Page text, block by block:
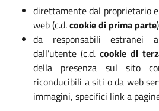
direttamente dal proprietario
web (c.d.cookie di prima parte
da responsabili
dall’utente (c.d. cookie di
della presenza sul sito
riconducibili a siti o da web
immagini, specifici link a